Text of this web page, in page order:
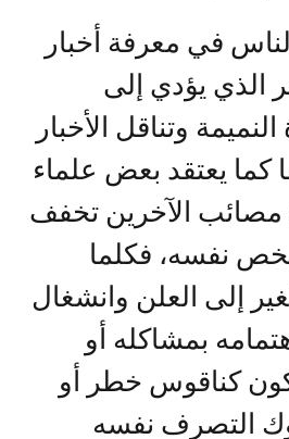
في معرفة أخبار
الذي يؤدي إلى
وتناقل الأخبار
كما يعتقد بعض علماء
مصائب الآخرين تخفف
نفسه، فكلما
إلى العلن وانشغال
بمشاكله أو
كناقوس خطر أو
التصرف نفسه